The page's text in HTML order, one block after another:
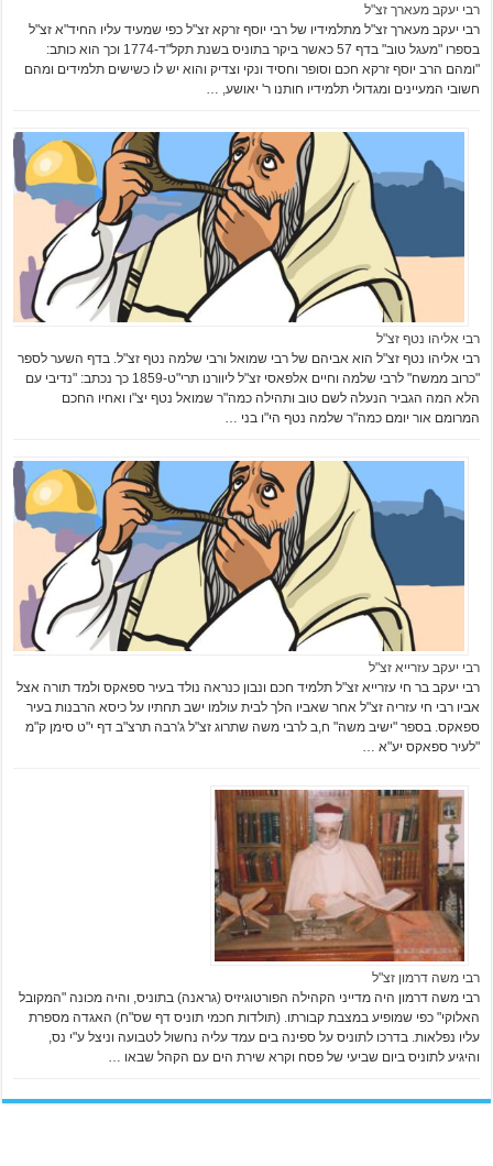
רבי יעקב מעארך זצ"ל
רבי יעקב מעארך זצ"ל מתלמידיו של רבי יוסף זרקא זצ"ל כפי שמעיד עליו החיד"א זצ"ל
בספרו "מעגל טוב" בדף 57 כאשר ביקר בתוניס בשנת תקל"ד-1774 וכך הוא כותב:
"ומהם הרב יוסף זרקא חכם וסופר וחסיד ונקי וצדיק והוא יש לו כשישים תלמידים ומהם
חשובי המעיינים ומגדולי תלמידיו חותנו ר' יאושע, …
רבי אליהו נטף זצ"ל
רבי אליהו נטף זצ"ל הוא אביהם של רבי שמואל ורבי שלמה נטף זצ"ל. בדף השער לספר
"כרוב ממשח" לרבי שלמה וחיים אלפאסי זצ"ל ליוורנו תרי"ט-1859 כך נכתב: "נדיבי עם
הלא המה הגביר הנעלה לשם טוב ותהילה כמה"ר שמואל נטף יצ"ו ואחיו החכם
המרומם אור יומם כמה"ר שלמה נטף הי"ו בני …
רבי יעקב עזרייא זצ"ל
רבי יעקב בר חי עזרייא זצ"ל תלמיד חכם ונבון כנראה נולד בעיר ספאקס ולמד תורה אצל
אביו רבי חי עזריה זצ"ל אחר שאביו הלך לבית עולמו ישב תחתיו על כיסא הרבנות בעיר
ספאקס. בספר "ישיב משה" ח,ב לרבי משה שתרוג זצ"ל ג'רבה תרצ"ב דף י"ט סימן ק"מ
"לעיר ספאקס יע"א …
רבי משה דרמון זצ"ל
רבי משה דרמון היה מדייני הקהילה הפורטוגיזיס (גראנה) בתוניס, והיה מכונה "המקובל
האלוקי" כפי שמופיע במצבת קבורתו. (תולדות חכמי תוניס דף שס"ח) האגדה מספרת
עליו נפלאות. בדרכו לתוניס על ספינה בים עמד עליה נחשול לטבועה וניצל ע"י נס,
והיגיע לתוניס ביום שביעי של פסח וקרא שירת הים עם הקהל שבאו …